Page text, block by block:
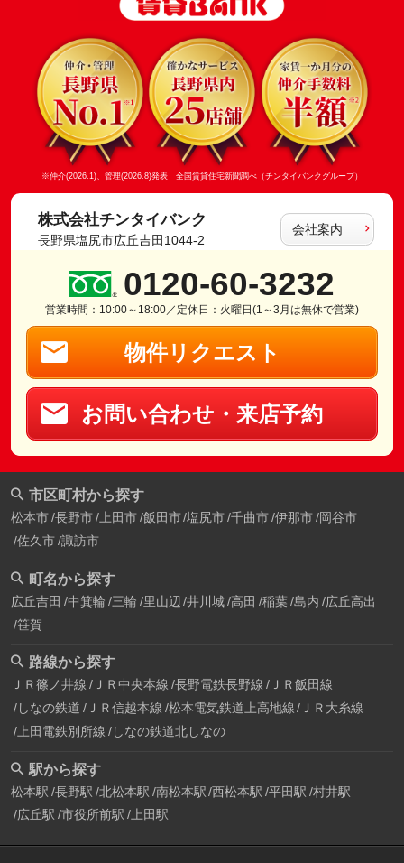
※仲介(2026.1)、管理(2026.8)発表 全国賃貸住宅新聞調べ（チンタイバンクグループ）
株式会社チンタイバンク
長野県塩尻市広丘吉田1044-2
会社案内
0120-60-3232
営業時間：10:00～18:00／定休日：火曜日(1～3月は無休で営業)
物件リクエスト
お問い合わせ・来店予約
市区町村から探す
松本市 長野市 上田市 飯田市 塩尻市 千曲市 伊那市 岡谷市
佐久市 諏訪市
町名から探す
広丘吉田 中箕輪 三輪 里山辺 井川城 高田 稲葉 島内 広丘高出
笹賀
路線から探す
ＪＲ篠ノ井線 ＪＲ中央本線 長野電鉄長野線 ＪＲ飯田線
しなの鉄道 ＪＲ信越本線 松本電気鉄道上高地線
ＪＲ大糸線
上田電鉄別所線 しなの鉄道北しなの
駅から探す
松本駅 長野駅 北松本駅 南松本駅 西松本駅 平田駅 村井駅
広丘駅 市役所前駅 上田駅